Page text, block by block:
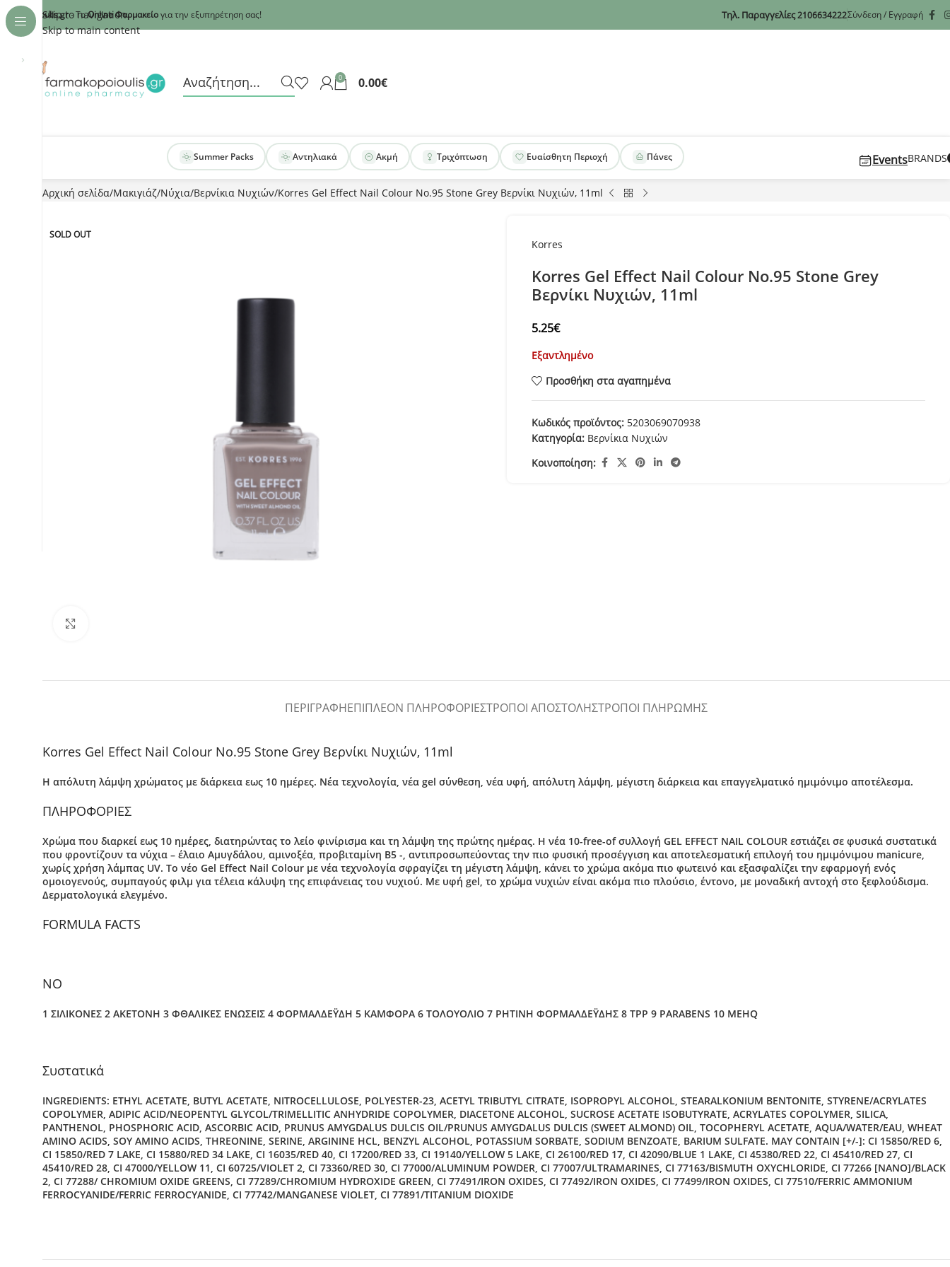
Skip to navigation
Skip to main content
›
- ΤοOnline Φαρμακείογια την εξυπηρέτηση σας! Τηλ. Παραγγελίες2106634222Σύνδεση / Εγγραφή
0 0.00€
Summer Packs Αντηλιακά Ακμή Τριχόπτωση Ευαίσθητη Περιοχή Πάνες EventsBRANDS
Αρχική σελίδα Μακιγιάζ Νύχια Βερνίκια Νυχιών Korres Gel Effect Nail Colour No.95 Stone Grey Βερνίκι Νυχιών, 11ml
SOLD OUT
Korres
Korres Gel Effect Nail Colour No.95 Stone Grey
Βερνίκι Νυχιών, 11ml
5.25€
Εξαντλημένο
Προσθήκη στα αγαπημένα
Κωδικός προϊόντος: 5203069070938
Κατηγορία: Βερνίκια Νυχιών
Κοινοποίηση:
ΠΕΡΙΓΡΑΦΉΕΠΙΠΛΈΟΝ ΠΛΗΡΟΦΟΡΊΕΣΤΡΌΠΟΙ ΑΠΟΣΤΟΛΉΣΤΡΌΠΟΙ ΠΛΗΡΩΜΉΣ
Korres Gel Effect Nail Colour No.95 Stone Grey Βερνίκι Νυχιών, 11ml
Η απόλυτη λάμψη χρώματος με διάρκεια εως 10 ημέρες. Νέα τεχνολογία, νέα gel σύνθεση, νέα υφή, απόλυτη λάμψη, μέγιστη διάρκεια και επαγγελματικό ημιμόνιμο αποτέλεσμα.
ΠΛΗΡΟΦΟΡΙΕΣ
Χρώμα που διαρκεί εως 10 ημέρες, διατηρώντας το λείο φινίρισμα και τη λάμψη της πρώτης ημέρας. Η νέα 10-free-of συλλογή GEL EFFECT NAIL COLOUR εστιάζει σε φυσικά συστατικά
που φροντίζουν τα νύχια – έλαιο Αμυγδάλου, αμινοξέα, προβιταμίνη Β5 -, αντιπροσωπεύοντας την πιο φυσική προσέγγιση και αποτελεσματική επιλογή του ημιμόνιμου manicure,
χωρίς χρήση λάμπας UV. Το νέο Gel Effect Nail Colour με νέα τεχνολογία σφραγίζει τη μέγιστη λάμψη, κάνει το χρώμα ακόμα πιο φωτεινό και εξασφαλίζει την εφαρμογή ενός
ομοιογενούς, συμπαγούς φιλμ για τέλεια κάλυψη της επιφάνειας του νυχιού. Με υφή gel, το χρώμα νυχιών είναι ακόμα πιο πλούσιο, έντονο, με μοναδική αντοχή στο ξεφλούδισμα.
Δερματολογικά ελεγμένο.
FORMULA FACTS
NO
1 ΣΙΛΙΚΟΝΕΣ 2 ΑΚΕΤΟΝΗ 3 ΦΘΑΛΙΚΕΣ ΕΝΩΣΕΙΣ 4 ΦΟΡΜΑΛΔΕΫΔΗ 5 ΚΑΜΦΟΡΑ 6 ΤΟΛΟΥΟΛΙΟ 7 ΡΗΤΙΝΗ ΦΟΡΜΑΛΔΕΫΔΗΣ 8 TPP 9 PARABENS 10 MEHQ
Συστατικά
INGREDIENTS: ETHYL ACETATE, BUTYL ACETATE, NITROCELLULOSE, POLYESTER-23, ACETYL TRIBUTYL CITRATE, ISOPROPYL ALCOHOL, STEARALKONIUM BENTONITE, STYRENE/ACRYLATES
COPOLYMER, ADIPIC ACID/NEOPENTYL GLYCOL/TRIMELLITIC ANHYDRIDE COPOLYMER, DIACETONE ALCOHOL, SUCROSE ACETATE ISOBUTYRATE, ACRYLATES COPOLYMER, SILICA,
PANTHENOL, PHOSPHORIC ACID, ASCORBIC ACID, PRUNUS AMYGDALUS DULCIS OIL/PRUNUS AMYGDALUS DULCIS (SWEET ALMOND) OIL, TOCOPHERYL ACETATE, AQUA/WATER/EAU, WHEAT
AMINO ACIDS, SOY AMINO ACIDS, THREONINE, SERINE, ARGININE HCL, BENZYL ALCOHOL, POTASSIUM SORBATE, SODIUM BENZOATE, BARIUM SULFATE. MAY CONTAIN [+/-]: CI 15850/RED 6,
CI 15850/RED 7 LAKE, CI 15880/RED 34 LAKE, CI 16035/RED 40, CI 17200/RED 33, CI 19140/YELLOW 5 LAKE, CI 26100/RED 17, CI 42090/BLUE 1 LAKE, CI 45380/RED 22, CI 45410/RED 27, CI
45410/RED 28, CI 47000/YELLOW 11, CI 60725/VIOLET 2, CI 73360/RED 30, CI 77000/ALUMINUM POWDER, CI 77007/ULTRAMARINES, CI 77163/BISMUTH OXYCHLORIDE, CI 77266 [ΝΑΝΟ]/BLACK
2, CI 77288/ CHROMIUM OXIDE GREENS, CI 77289/CHROMIUM HYDROXIDE GREEN, CI 77491/IRON OXIDES, CI 77492/IRON OXIDES, CI 77499/IRON OXIDES, CI 77510/FERRIC AMMONIUM
FERROCYANIDE/FERRIC FERROCYANIDE, CI 77742/MANGANESE VIOLET, CI 77891/TITANIUM DIOXIDE